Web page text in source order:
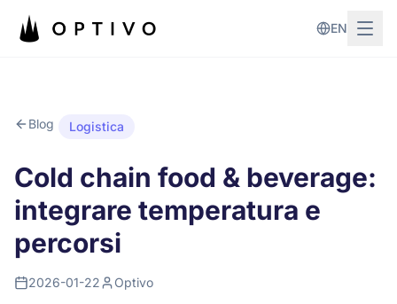
EN
Blog Logistica
Cold chain food & beverage:
integrare temperatura e
percorsi
2026-01-22 Optivo